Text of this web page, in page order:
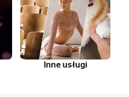
Inne usługi